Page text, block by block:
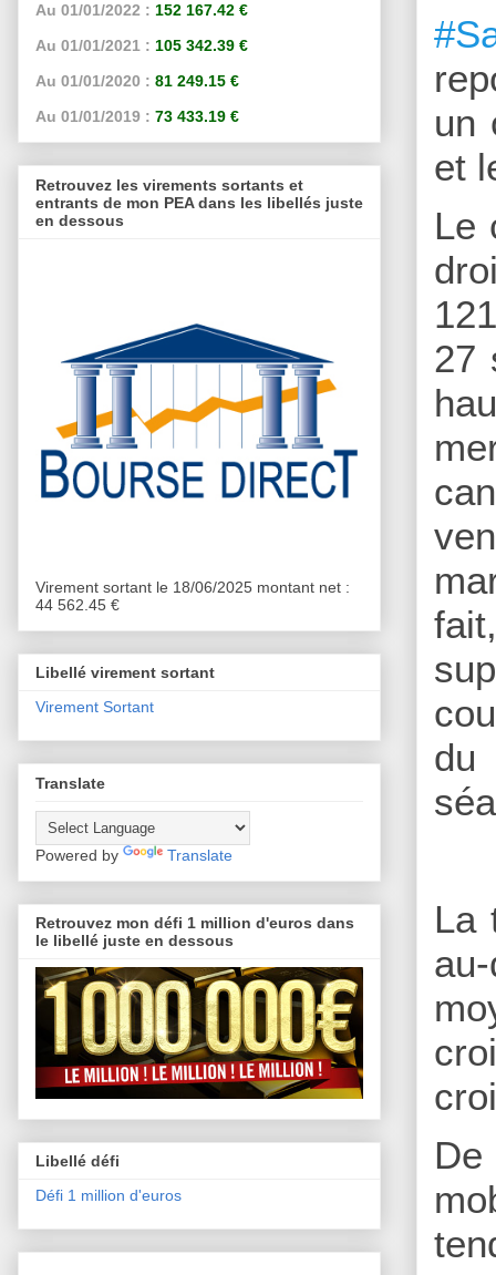
un
et
Le
27
du
La
Au 01/01/2022 : 152 167.42 €
Au 01/01/2021 : 105 342.39 €
Au 01/01/2020 : 81 249.15 €
Au 01/01/2019 : 73 433.19 €
Retrouvez les virements sortants et
entrants de mon PEA dans les libellés juste
en dessous
Virement sortant le 18/06/2025 montant net :
44 562.45 €
Libellé virement sortant
Virement Sortant
Translate
Powered by Translate
Retrouvez mon défi 1 million d'euros dans
le libellé juste en dessous
Libellé défi
Défi 1 million d'euros